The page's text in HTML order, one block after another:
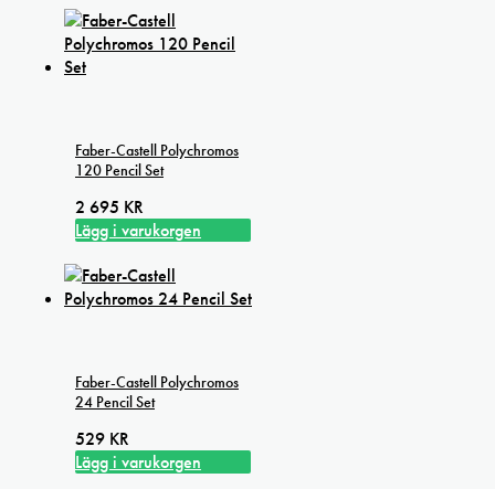
Faber-Castell Polychromos
120 Pencil Set
2 695 KR
Lägg i varukorgen
Faber-Castell Polychromos
24 Pencil Set
529 KR
Lägg i varukorgen